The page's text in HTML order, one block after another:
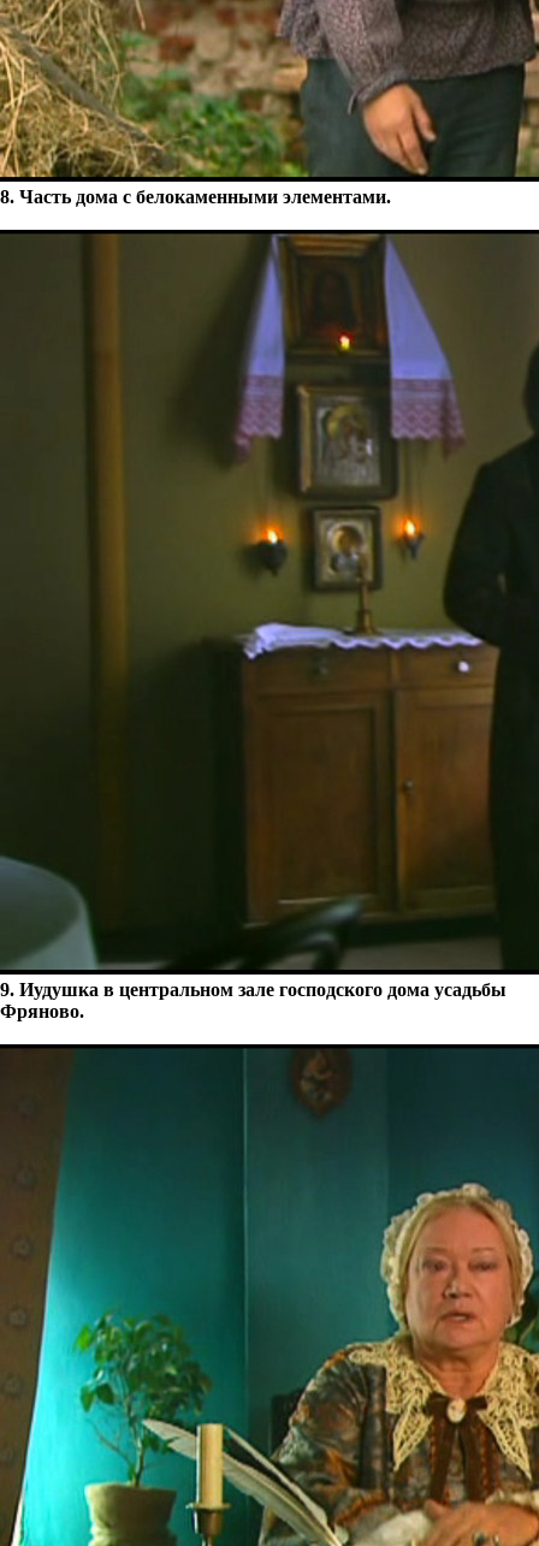
8. Часть дома с белокаменными элементами.
9. Иудушка в центральном зале господского дома усадьбы
Фряново.